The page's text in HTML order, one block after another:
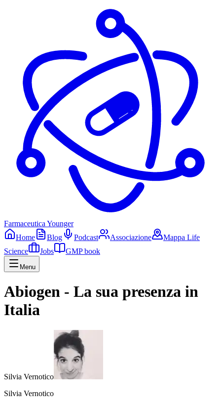
Farmaceutica Younger
Home
Blog Podcast Associazione
Mappa Life
Science
Jobs GMP book
Menu
Abiogen - La sua presenza in
Italia
Silvia Vernotico
Silvia Vernotico